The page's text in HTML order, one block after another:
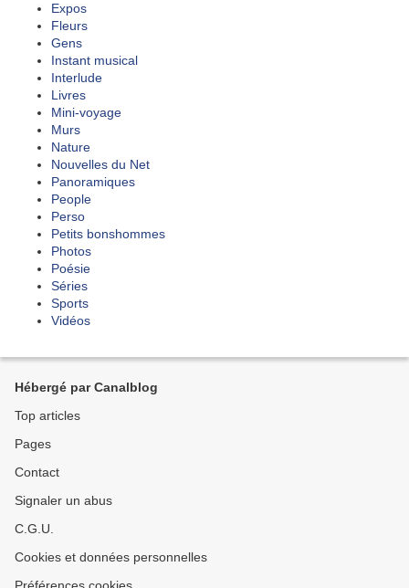
Expos
Fleurs
Gens
Instant musical
Interlude
Livres
Mini-voyage
Murs
Nature
Nouvelles du Net
Panoramiques
People
Perso
Petits bonshommes
Photos
Poésie
Séries
Sports
Vidéos
Hébergé par Canalblog
Top articles
Pages
Contact
Signaler un abus
C.G.U.
Cookies et données personnelles